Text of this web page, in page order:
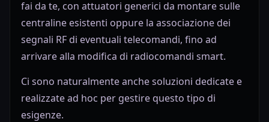
fai da te, con attuatori generici da montare sulle
centraline esistenti oppure la associazione dei
segnali RF di eventuali telecomandi, fino ad
arrivare alla modifica di radiocomandi smart.
Ci sono naturalmente anche soluzioni dedicate e
realizzate ad hoc per gestire questo tipo di
esigenze.